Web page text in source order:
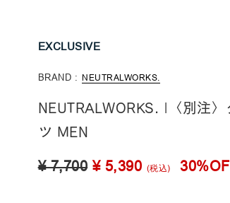
EXCLUSIVE
BRAND : NEUTRALWORKS.
NEUTRALWORKS. |〈別注
ツ MEN
¥ 7,700 ¥ 5,390 (税込)